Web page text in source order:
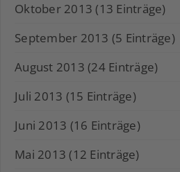
Oktober 2013 (13 Einträge)
September 2013 (5 Einträge)
August 2013 (24 Einträge)
Juli 2013 (15 Einträge)
Juni 2013 (16 Einträge)
Mai 2013 (12 Einträge)